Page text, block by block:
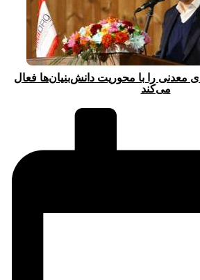
را با محوریت دانش‌بنیان‌ها فعال
می‌کند